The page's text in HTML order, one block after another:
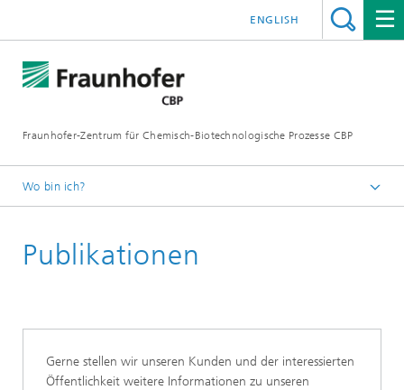
Fraunhofer-Zentrum für Chemisch-Biotechnologische Prozesse CBP
ENGLISH
Wo bin ich?
Publikationen
Gerne stellen wir unseren Kunden und der interessierten
Öffentlichkeit weitere Informationen zu unseren